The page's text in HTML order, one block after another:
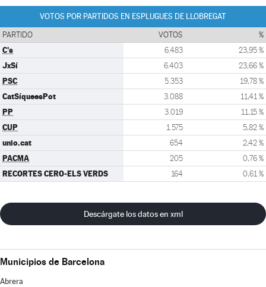
VOTOS POR PARTIDOS EN ESPLUGUES DE LLOBREGAT
PARTIDO VOTOS %
C's 6.483 23,95 %
JxSí 6.403 23,66 %
PSC 5.353 19,78 %
CatSíqueesPot 3.088 11,41 %
PP 3.019 11,15 %
CUP 1.575 5,82 %
unio.cat 654 2,42 %
PACMA 205 0,76 %
RECORTES CERO-ELS VERDS 164 0,61 %
Descárgate los datos en xml
Municipios de Barcelona
Abrera